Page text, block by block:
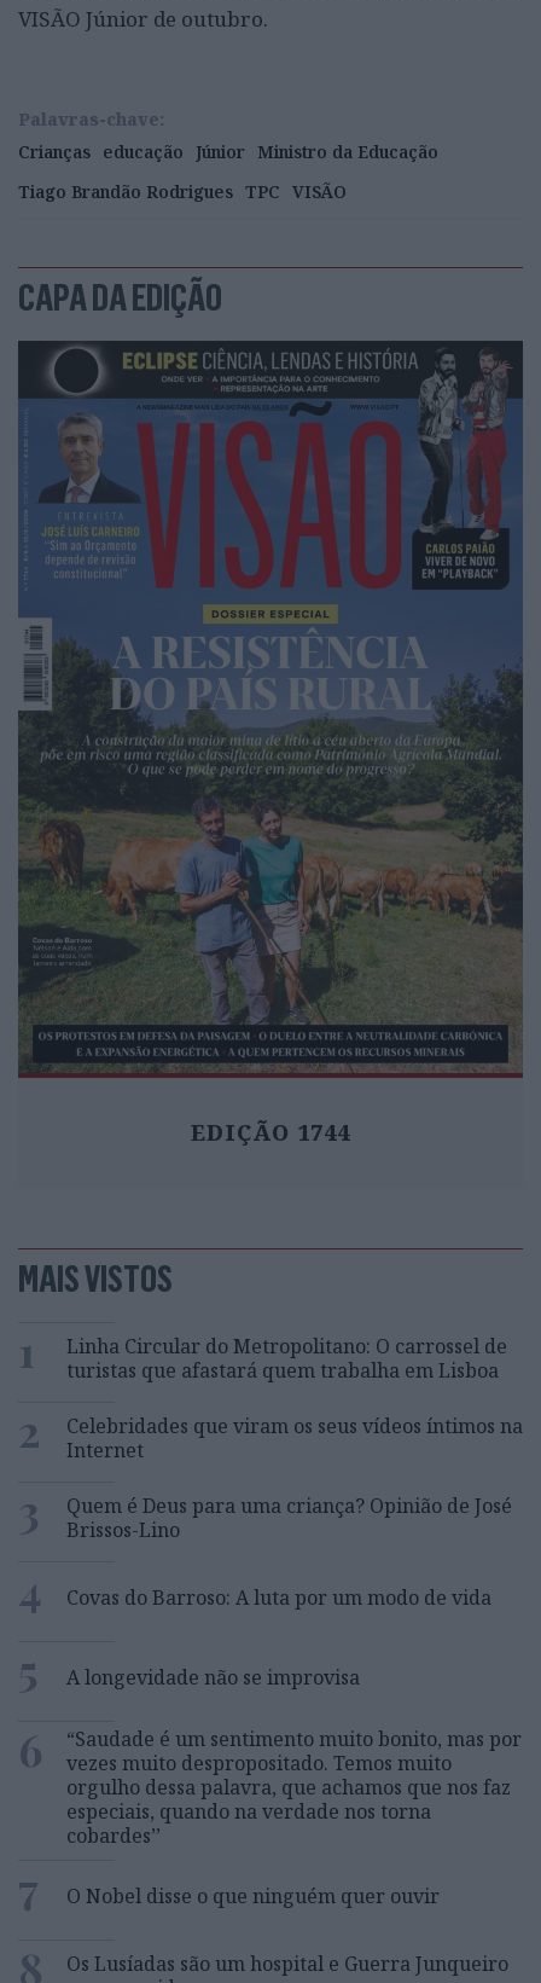
VISÃO Júnior de outubro.
Palavras-chave:
Crianças educação Júnior
Ministro da Educação
Tiago Brandão Rodrigues TPC VISÃO
CAPA DA EDIÇÃO
EDIÇÃO 1744
MAIS VISTOS
1
Linha Circular do Metropolitano: O carrossel de
turistas que afastará quem trabalha em Lisboa
2
Celebridades que viram os seus vídeos íntimos na
Internet
3
Quem é Deus para uma criança? Opinião de José
Brissos-Lino
4 Covas do Barroso: A luta por um modo de vida
5 A longevidade não se improvisa
6
“Saudade é um sentimento muito bonito, mas por
vezes muito despropositado. Temos muito
orgulho dessa palavra, que achamos que nos faz
especiais, quando na verdade nos torna
cobardes’’
7 O Nobel disse o que ninguém quer ouvir
8
Os Lusíadas são um hospital e Guerra Junqueiro